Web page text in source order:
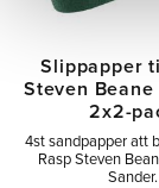
Slippapper
Steven Beane
2x2-
4st sandpapper att
Rasp Steven
Sander.